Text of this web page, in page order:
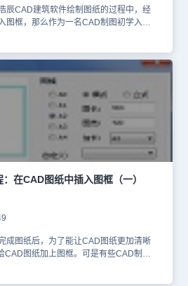
重新选择参数。 上述就是在国产CAD软
建筑图纸的过程中，在CAD图纸中插
CAD建筑软件绘制图纸的过程中，经
图框，那么作为一名CAD制图初学入门
图框功能介绍： 首先打开浩辰CAD建筑
并依次点击建筑设计→文件布图→插入图
软件中插入图框对话框控件说明： 图
幅，单击某一图幅的按钮，就选定了相
键入数字，直接设定图纸的长宽尺寸或
。横式/立式：选定图纸格式 为立式或横
准图幅，单击右边的箭头，出现 国标加
果使用过在图长和图宽栏中输入的非标准
作 为自定义尺寸保存在此下拉列表中，
择已保存 的 20 个自定义尺寸。比例：设
与“打印”对话框的“出图比例”一致。此
自动设为 1:1。图纸空间：勾选此项后，
局），“比例 1:”自动设置为 1： 1。会
框左上角加入会签栏 ，单击右边的按钮
会签栏。标准标题栏：勾选此项，允许
在CAD图纸中插入图框（一）
成图纸后，为了能让CAD图纸更加清晰
CAD图纸加上图框。可是有些CAD制图